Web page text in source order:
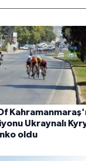
Ukraynalı
oldu